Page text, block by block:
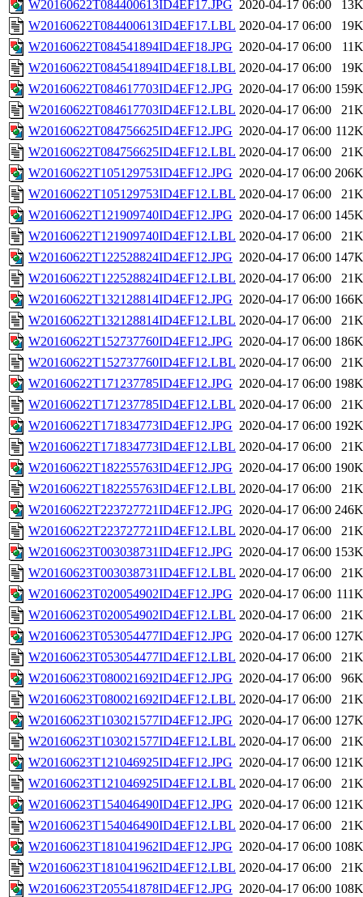
W20160622T084400613ID4EF17.JPG 2020-04-17 06:00
13K
W20160622T084400613ID4EF17.LBL 2020-04-17 06:00
19K
W20160622T084541894ID4EF18.JPG 2020-04-17 06:00
11K
W20160622T084541894ID4EF18.LBL 2020-04-17 06:00
19K
W20160622T084617703ID4EF12.JPG 2020-04-17 06:00 159K
W20160622T084617703ID4EF12.LBL 2020-04-17 06:00
21K
W20160622T084756625ID4EF12.JPG 2020-04-17 06:00 112K
W20160622T084756625ID4EF12.LBL 2020-04-17 06:00
21K
W20160622T105129753ID4EF12.JPG 2020-04-17 06:00 206K
W20160622T105129753ID4EF12.LBL 2020-04-17 06:00
21K
W20160622T121909740ID4EF12.JPG 2020-04-17 06:00 145K
W20160622T121909740ID4EF12.LBL 2020-04-17 06:00
21K
W20160622T122528824ID4EF12.JPG 2020-04-17 06:00 147K
W20160622T122528824ID4EF12.LBL 2020-04-17 06:00
21K
W20160622T132128814ID4EF12.JPG 2020-04-17 06:00 166K
W20160622T132128814ID4EF12.LBL 2020-04-17 06:00
21K
W20160622T152737760ID4EF12.JPG 2020-04-17 06:00 186K
W20160622T152737760ID4EF12.LBL 2020-04-17 06:00
21K
W20160622T171237785ID4EF12.JPG 2020-04-17 06:00 198K
W20160622T171237785ID4EF12.LBL 2020-04-17 06:00
21K
W20160622T171834773ID4EF12.JPG 2020-04-17 06:00 192K
W20160622T171834773ID4EF12.LBL 2020-04-17 06:00
21K
W20160622T182255763ID4EF12.JPG 2020-04-17 06:00 190K
W20160622T182255763ID4EF12.LBL 2020-04-17 06:00
21K
W20160622T223727721ID4EF12.JPG 2020-04-17 06:00 246K
W20160622T223727721ID4EF12.LBL 2020-04-17 06:00
21K
W20160623T003038731ID4EF12.JPG 2020-04-17 06:00 153K
W20160623T003038731ID4EF12.LBL 2020-04-17 06:00
21K
W20160623T020054902ID4EF12.JPG 2020-04-17 06:00 111K
W20160623T020054902ID4EF12.LBL 2020-04-17 06:00
21K
W20160623T053054477ID4EF12.JPG 2020-04-17 06:00 127K
W20160623T053054477ID4EF12.LBL 2020-04-17 06:00
21K
W20160623T080021692ID4EF12.JPG 2020-04-17 06:00
96K
W20160623T080021692ID4EF12.LBL 2020-04-17 06:00
21K
W20160623T103021577ID4EF12.JPG 2020-04-17 06:00 127K
W20160623T103021577ID4EF12.LBL 2020-04-17 06:00
21K
W20160623T121046925ID4EF12.JPG 2020-04-17 06:00 121K
W20160623T121046925ID4EF12.LBL 2020-04-17 06:00
21K
W20160623T154046490ID4EF12.JPG 2020-04-17 06:00 121K
W20160623T154046490ID4EF12.LBL 2020-04-17 06:00
21K
W20160623T181041962ID4EF12.JPG 2020-04-17 06:00 108K
W20160623T181041962ID4EF12.LBL 2020-04-17 06:00
21K
W20160623T205541878ID4EF12.JPG 2020-04-17 06:00 108K